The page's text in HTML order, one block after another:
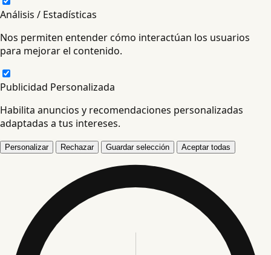
Análisis / Estadísticas
Nos permiten entender cómo interactúan los usuarios
para mejorar el contenido.
Publicidad Personalizada
Habilita anuncios y recomendaciones personalizadas
adaptadas a tus intereses.
Personalizar Rechazar Guardar selección Aceptar todas